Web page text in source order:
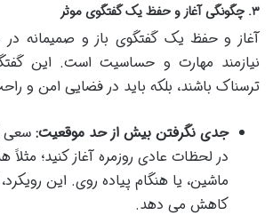
۳. چگونگی آغاز و حفظ یک گفتگوی موثر
آغاز و حفظ یک گفتگوی باز و صمیمانه
نیازمند مهارت و حساسیت است. این
ترسناک باشند، بلکه باید در فضایی امن و
جدی نگرفتن بیش از حد موقعیت: سعی
در لحظات عادی روزمره آغاز کنید؛ مثلاً
ماشین، یا هنگام پیاده روی. این
کاهش می دهد.